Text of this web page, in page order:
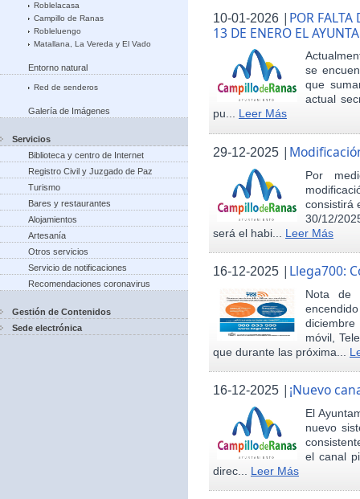
Roblelacasa
Campillo de Ranas
Robleluengo
Matallana, La Vereda y El Vado
Entorno natural
Red de senderos
Galería de Imágenes
Servicios
Biblioteca y centro de Internet
Registro Civil y Juzgado de Paz
Turismo
Bares y restaurantes
Alojamientos
Artesanía
Otros servicios
Servicio de notificaciones
Recomendaciones coronavirus
Gestión de Contenidos
Sede electrónica
10-01-2026 | POR FALTA
13 DE ENERO EL
se
que
actual
pu... Leer Más
29-12-2025 |
Por
consistirá
30/12/
será el habi... Leer Más
16-12-2025 | Llega700:
Nota de
móvil,
que durante las próxima...
16-12-2025 | ¡Nuevo
El
nuevo
el canal
direc... Leer Más